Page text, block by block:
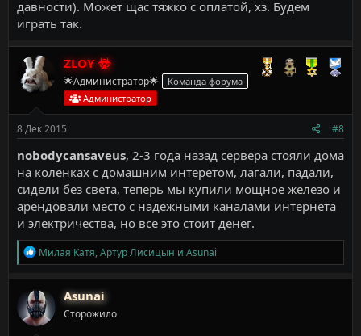
давности). Может щас тяжко с оплатой, хз. Будем
играть так.
ZLOY
🌟Администратор🌟
Команда форума
Администратор
8 Дек 2015 #8
nobodycansaveus, 2-3 года назад сервера стояли дома
на коленках с домашним интеретом, лагали, падали,
сидели без света, теперь мы купили мощное железо и
арендовали место с надежными каналами интернета
и электричества, но все это стоит денег.
Р
е
а
к
ц
и
и
Милая Катя,Артур Лисицын и Asunai
Asunai
Сторожило